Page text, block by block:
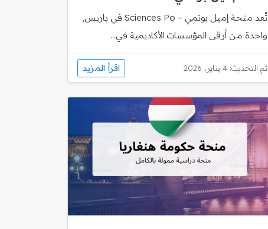
تُعد منحة إميل بوتمي – Sciences Po في باريس,
واحدة من أرقى المؤسسات الأكاديمية في...
تم التحديث: 4 يناير، 2026 اقرأ المزيد